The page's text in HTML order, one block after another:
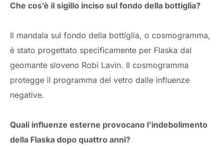
Che cos’è il sigillo inciso sul fondo della bottiglia?
Il mandala sul fondo della bottiglia, o cosmogramma,
è stato progettato specificamente per Flaska dal
geomante sloveno Robi Lavin. Il cosmogramma
protegge il programma del vetro dalle influenze
negative.
Quali influenze esterne provocano l’indebolimento
della Flaska dopo quattro anni?